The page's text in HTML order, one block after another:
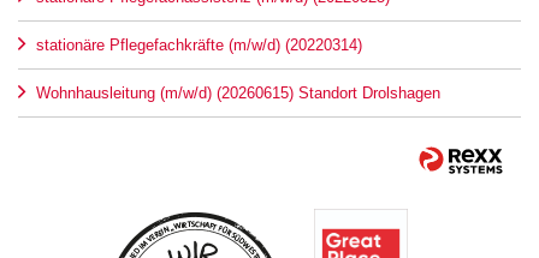
stationäre Pflegefachkräfte (m/w/d) (20220314)
Wohnhausleitung (m/w/d) (20260615) Standort Drolshagen